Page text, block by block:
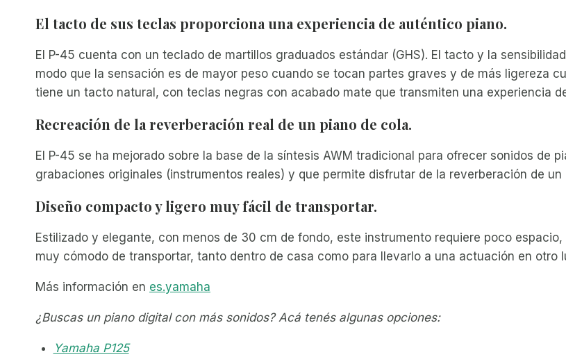
El tacto de sus teclas proporciona una experiencia de auténtico piano.
El P-45 cuenta con un teclado de martillos graduados estándar (GHS). El tacto y la
modo que la sensación es de mayor peso cuando se tocan partes graves y de más ligereza
tiene un tacto natural, con teclas negras con acabado mate que transmiten una experiencia
Recreación de la reverberación real de un piano de cola.
El P-45 se ha mejorado sobre la base de la síntesis AWM tradicional para ofrecer sonidos de
grabaciones originales (instrumentos reales) y que permite disfrutar de la reverberación de
Diseño compacto y ligero muy fácil de transportar.
Estilizado y elegante, con menos de 30 cm de fondo, este instrumento requiere poco
muy cómodo de transportar, tanto dentro de casa como para llevarlo a una actuación en otro
Más información en es.yamaha
¿Buscas un piano digital con más sonidos? Acá tenés algunas opciones:
Yamaha P125